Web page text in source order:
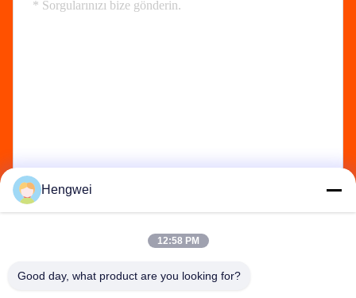
Hengwei
12:58 PM
Good day, what product are you looking for?